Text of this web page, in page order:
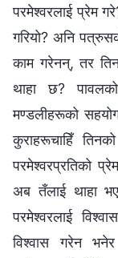
परमेश्‍वरलाई प्रेम
गरियो? अनि
काम गरेनन्, तर
थाहा छ?
मण्डलीहरूको
कुराहरूचाहिँ
परमेश्‍वरप्रतिको
अब तँलाई थाहा
परमेश्‍वरलाई
विश्वास गरेन